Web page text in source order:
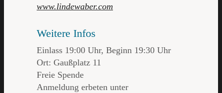
www.lindewaber.com
Weitere Infos
Einlass 19:00 Uhr, Beginn 19:30 Uhr
Ort: Gaußplatz 11
Freie Spende
Anmeldung erbeten unter